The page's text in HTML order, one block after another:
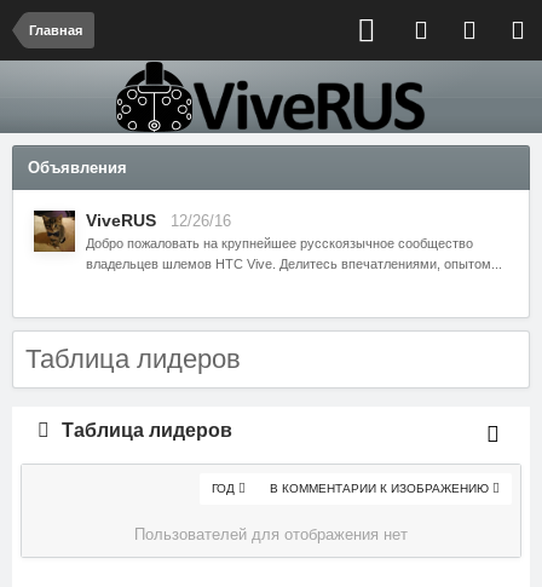
Главная
Объявления
ViveRUS 12/26/16
Добро пожаловать на крупнейшее русскоязычное сообщество
владельцев шлемов HTC Vive. Делитесь впечатлениями, опытом...
Таблица лидеров
Таблица лидеров
В КОММЕНТАРИИ К ИЗОБРАЖЕНИЮ
ГОД
Пользователей для отображения нет